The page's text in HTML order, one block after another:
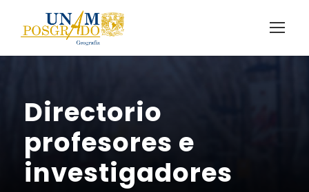
Directorio
profesores e
investigadores